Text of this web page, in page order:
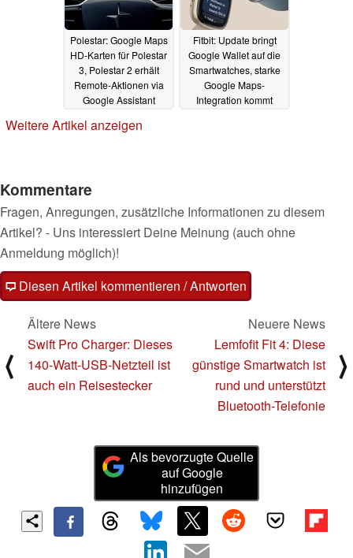
Polestar: Google Maps
HD-Karten für Polestar
3, Polestar 2 erhält
Remote-Aktionen via
Google Assistant
Fitbit: Update bringt
Google Wallet auf die
Smartwatches, starke
Google Maps-
Integration kommt
Weitere Artikel anzeigen
Kommentare
Fragen, Anregungen, zusätzliche Informationen zu diesem
Artikel? - Uns interessiert Deine Meinung (auch ohne
Anmeldung möglich)!
Diesen Artikel kommentieren / Antworten
⟨
Ältere News
Swift Pro Charger: Dieses
140-Watt-USB-Netzteil ist
auch ein Reisestecker
Neuere News
Lemfofit Fit 4: Diese
günstige Smartwatch ist
rund und unterstützt
Bluetooth-Telefonie
⟩
Als bevorzugte Quelle
auf Google
hinzufügen